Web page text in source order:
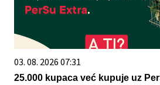
03. 08. 2026 07:31
25.000 kupaca već kupuje uz